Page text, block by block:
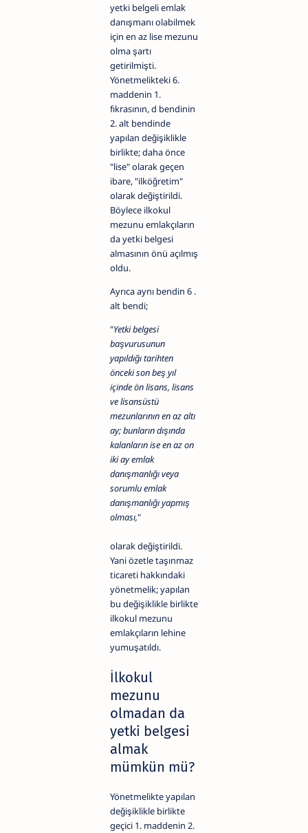
yetki belgeli emlak
danışmanı olabilmek
için en az lise mezunu
olma şartı
getirilmişti.
Yönetmelikteki 6.
maddenin 1.
fıkrasının, d bendinin
2. alt bendinde
yapılan değişiklikle
birlikte; daha önce
"lise" olarak geçen
ibare, "ilköğretim"
olarak değiştirildi.
Böylece ilkokul
mezunu emlakçıların
da yetki belgesi
almasının önü açılmış
oldu.
Ayrıca aynı bendin 6 .
alt bendi;
"Yetki belgesi
başvurusunun
yapıldığı tarihten
önceki son beş yıl
içinde ön lisans, lisans
ve lisansüstü
mezunlarının en az altı
ay; bunların dışında
kalanların ise en az on
iki ay emlak
danışmanlığı veya
sorumlu emlak
danışmanlığı yapmış
olması,"
olarak değiştirildi.
Yani özetle taşınmaz
ticareti hakkındaki
yönetmelik; yapılan
bu değişiklikle birlikte
ilkokul mezunu
emlakçıların lehine
yumuşatıldı.
İlkokul
mezunu
olmadan da
yetki belgesi
almak
mümkün mü?
Yönetmelikte yapılan
değişiklikle birlikte
geçici 1. maddenin 2.